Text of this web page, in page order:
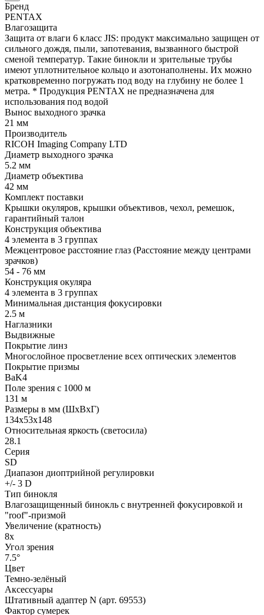
Бренд
PENTAX
Влагозащита
Защита от влаги 6 класс JIS: продукт максимально защищен от
сильного дождя, пыли, запотевания, вызванного быстрой
сменой температур. Такие бинокли и зрительные трубы
имеют уплотнительное кольцо и азотонаполнены. Их можно
кратковременно погружать под воду на глубину не более 1
метра. * Продукция PENTAX не предназначена для
использования под водой
Вынос выходного зрачка
21 мм
Производитель
RICOH Imaging Company LTD
Диаметр выходного зрачка
5.2 мм
Диаметр объектива
42 мм
Комплект поставки
Крышки окуляров, крышки объективов, чехол, ремешок,
гарантийный талон
Конструкция объектива
4 элемента в 3 группах
Межцентровое расстояние глаз (Расстояние между центрами
зрачков)
54 - 76 мм
Конструкция окуляра
4 элемента в 3 группах
Минимальная дистанция фокусировки
2.5 м
Наглазники
Выдвижные
Покрытие линз
Многослойное просветление всех оптических элементов
Покрытие призмы
BaK4
Поле зрения с 1000 м
131 м
Размеры в мм (ШхВхГ)
134x53x148
Относительная яркость (светосила)
28.1
Серия
SD
Диапазон диоптрийной регулировки
+/- 3 D
Тип бинокля
Влагозащищенный бинокль с внутренней фокусировкой и
"roof"-призмой
Увеличение (кратность)
8x
Угол зрения
7.5°
Цвет
Темно-зелёный
Аксессуары
Штативный адаптер N (арт. 69553)
Фактор сумерек